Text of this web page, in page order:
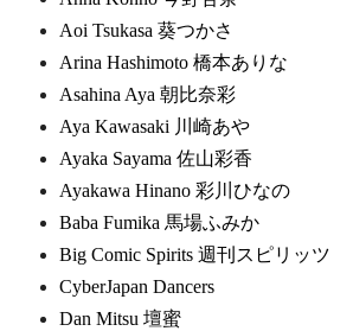
Aoi Tsukasa 葵つかさ
Arina Hashimoto 橋本ありな
Asahina Aya 朝比奈彩
Aya Kawasaki 川崎あや
Ayaka Sayama 佐山彩香
Ayakawa Hinano 彩川ひなの
Baba Fumika 馬場ふみか
Big Comic Spirits 週刊スピリッツ
CyberJapan Dancers
Dan Mitsu 壇蜜